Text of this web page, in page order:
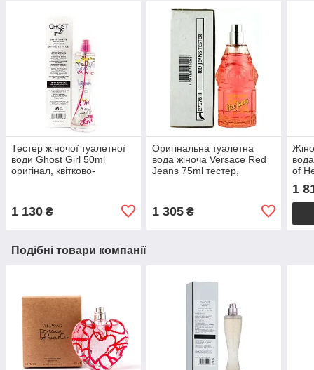
Тестер жіночої туалетної
води Ghost Girl 50ml
оригінал, квітково-
1 130 ₴
Оригінальна туалетна
вода жіноча Versace Red
Jeans 75ml тестер,
1 305₴
of
1
Подібні товари компанії